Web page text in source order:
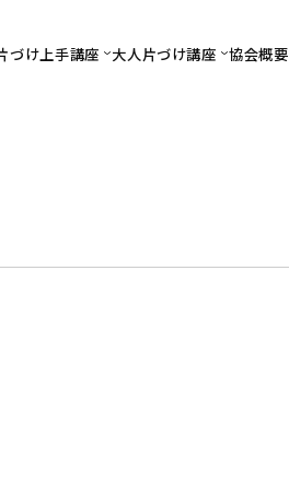
づけ上手講座 大人片づけ講座 協会概要